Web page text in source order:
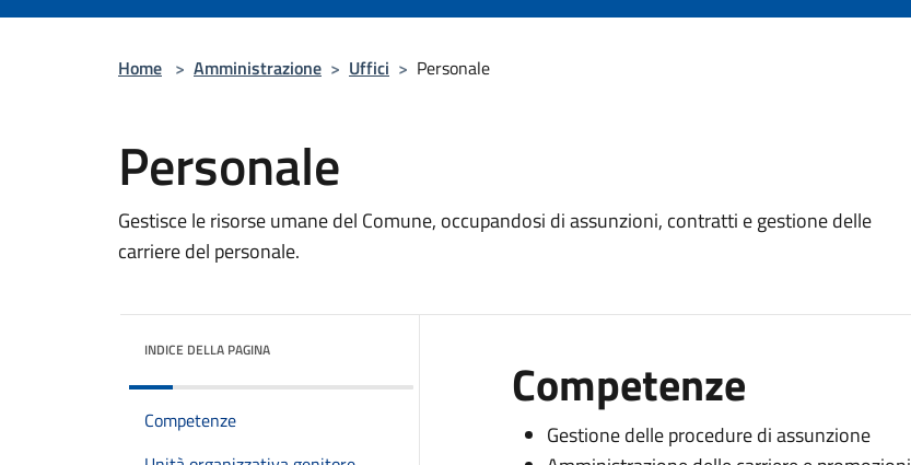
Home > Amministrazione > Uffici > Personale
Personale
Gestisce le risorse umane del Comune, occupandosi di assunzioni, contratti e gestione delle
carriere del personale.
INDICE DELLA PAGINA
Competenze
Competenze
Gestione delle procedure di assunzione